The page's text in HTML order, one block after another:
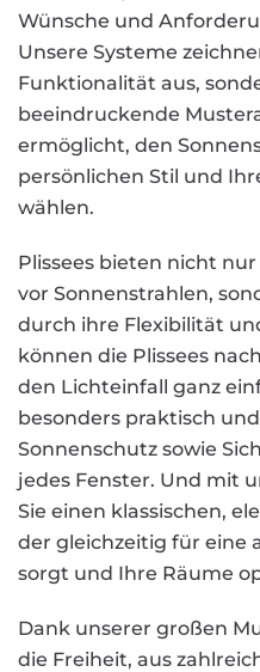
Wünsche und
Unsere Systeme
Funktionalität aus,
beeindruckende
ermöglicht, den
persönlichen Stil und
wählen.
Plissees bieten nicht
vor Sonnenstrahlen,
durch ihre Flexibilität
können die Plissees
den Lichteinfall ganz
besonders praktisch
Sonnenschutz sowie
jedes Fenster. Und mit
Sie einen klassischen,
der gleichzeitig für eine
sorgt und Ihre Räume
Dank unserer großen
die Freiheit, aus